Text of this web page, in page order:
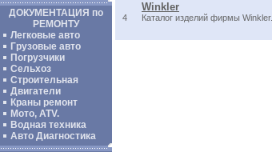
ДОКУМЕНТАЦИЯ по
РЕМОНТУ
Легковые авто
Грузовые авто
Погрузчики
Сельхоз
Строительная
Двигатели
Краны ремонт
Мото, ATV.
Водная техника
Авто Диагностика
4
Winkler
Каталог изделий фирмы Winkler.